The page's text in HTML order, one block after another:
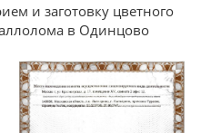
и заготовку цветного
в Одинцово